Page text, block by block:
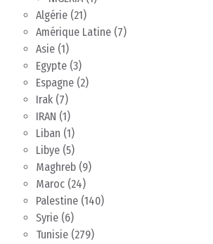
Algérie (21)
Amérique Latine (7)
Asie (1)
Egypte (3)
Espagne (2)
Irak (7)
IRAN (1)
Liban (1)
Libye (5)
Maghreb (9)
Maroc (24)
Palestine (140)
Syrie (6)
Tunisie (279)